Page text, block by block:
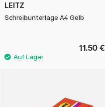
LEITZ
Schreibunterlage A4 Gelb
11.50 €